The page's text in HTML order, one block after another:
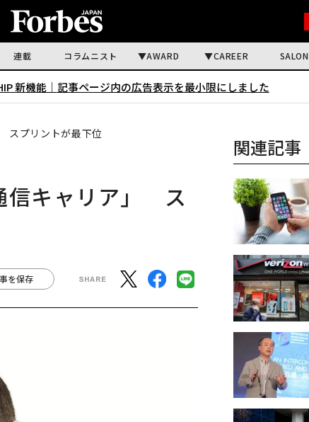
連載 コラムニスト AWARD CAREER SALON
新機能｜ 記事ページ内の広告表示を最小限にしました
スプリントが最下位
信キャリア」 ス
を保存
関連記事